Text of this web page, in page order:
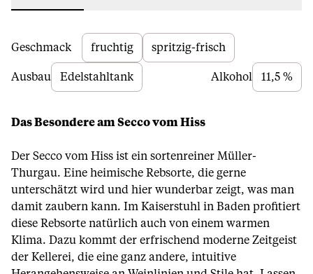
Beschreibung
Geschmack fruchtig spritzig-frisch
Ausbau Edelstahltank Alkohol 11,5 %
Das Besondere am Secco vom Hiss
Der Secco vom Hiss ist ein sortenreiner Müller-
Thurgau. Eine heimische Rebsorte, die gerne
unterschätzt wird und hier wunderbar zeigt, was man
damit zaubern kann. Im Kaiserstuhl in Baden profitiert
diese Rebsorte natürlich auch von einem warmen
Klima. Dazu kommt der erfrischend moderne Zeitgeist
der Kellerei, die eine ganz andere, intuitive